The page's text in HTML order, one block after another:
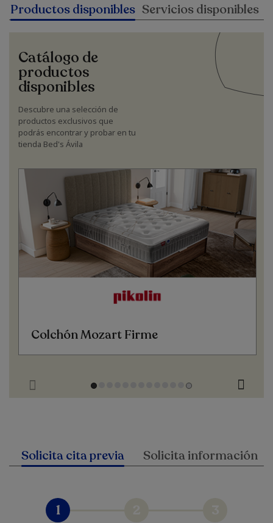
Productos disponibles Servicios disponibles
Catálogo de
productos
disponibles
Descubre una selección de
productos exclusivos que
podrás encontrar y probar en tu
tienda Bed's Ávila
Colchón Mozart Firme
Solicita cita previa Solicita información
1